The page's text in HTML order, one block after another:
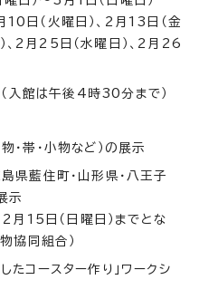
10日（火曜日）、2月13日（金
、2月25日（水曜日）、2月26
入館は午後4時30分まで）
・帯・小物など）の展示
県藍住町・山形県・八王子
示
2月15日（日曜日）までとな
協同組合）
たコースター作り」ワークシ